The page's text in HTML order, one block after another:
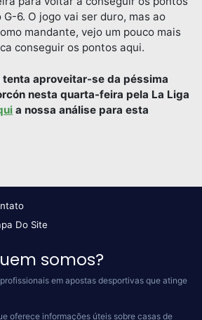
6. O jogo vai ser duro, mas ao
mandante, vejo um pouco mais
conseguir os pontos aqui.
tenta aproveitar-se da péssima
nesta quarta-feira pela La Liga
a nossa análise para esta
Do Site
somos?
em apostas desportivas que atinge
oferece informações úteis sobre casas de